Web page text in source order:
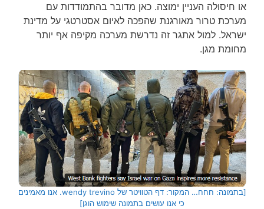
או חיסולה העניין ימוצה. כאן מדובר בהתמודדות עם
מערכת טרור מאורגנת שהפכה לאיום אסטרטגי על מדינת
ישראל. למול אתגר זה נדרשת מערכה מקיפה אף יותר
מחומת מגן.
[בתמונה: חחח… המקור: דף הטוויטר של wendy trevino. אנו מאמינים
כי אנו עושים בתמונה שימוש הוגן]